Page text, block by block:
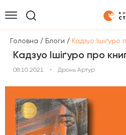
Головна / Блоги / Кадзуо Ішіґуро
Кадзуо Ішіґуро про
08.10.2021 • Дронь Артур